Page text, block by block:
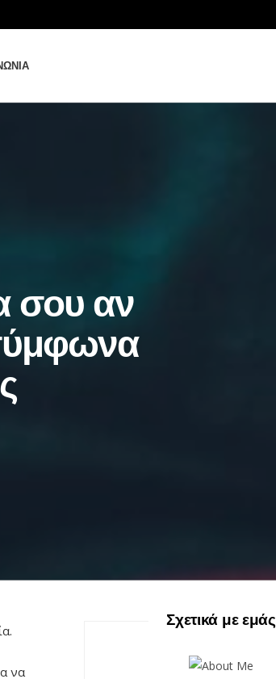
σου αν
να
Σχετικά με εμάς